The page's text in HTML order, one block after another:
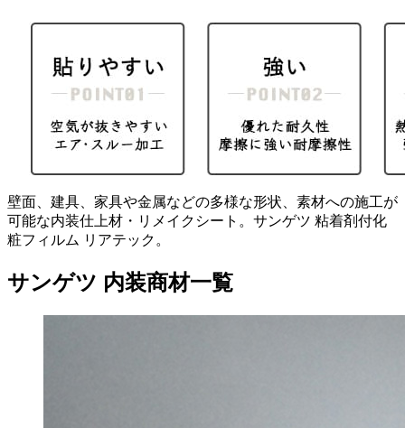
壁面、建具、家具や金属などの多様な形状、素材への施工が
可能な内装仕上材・リメイクシート。サンゲツ 粘着剤付化
粧フィルム リアテック。
サンゲツ 内装商材一覧